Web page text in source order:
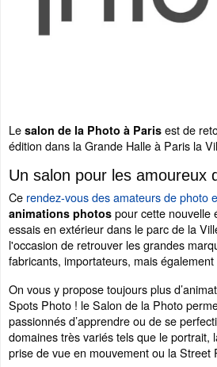
Le salon de la Photo à Paris est de
édition dans la Grande Halle à Paris la
Un salon pour les amoureux
Ce rendez-vous des amateurs de photo
animations photos pour cette nouvelle
essais en extérieur dans le parc de la
l'occasion de retrouver les grandes
fabricants, importateurs, mais également
On vous y propose toujours plus
Spots Photo ! le Salon de la Photo
passionnés d’apprendre ou de se
domaines très variés tels que le portrait,
prise de vue en mouvement ou la Street